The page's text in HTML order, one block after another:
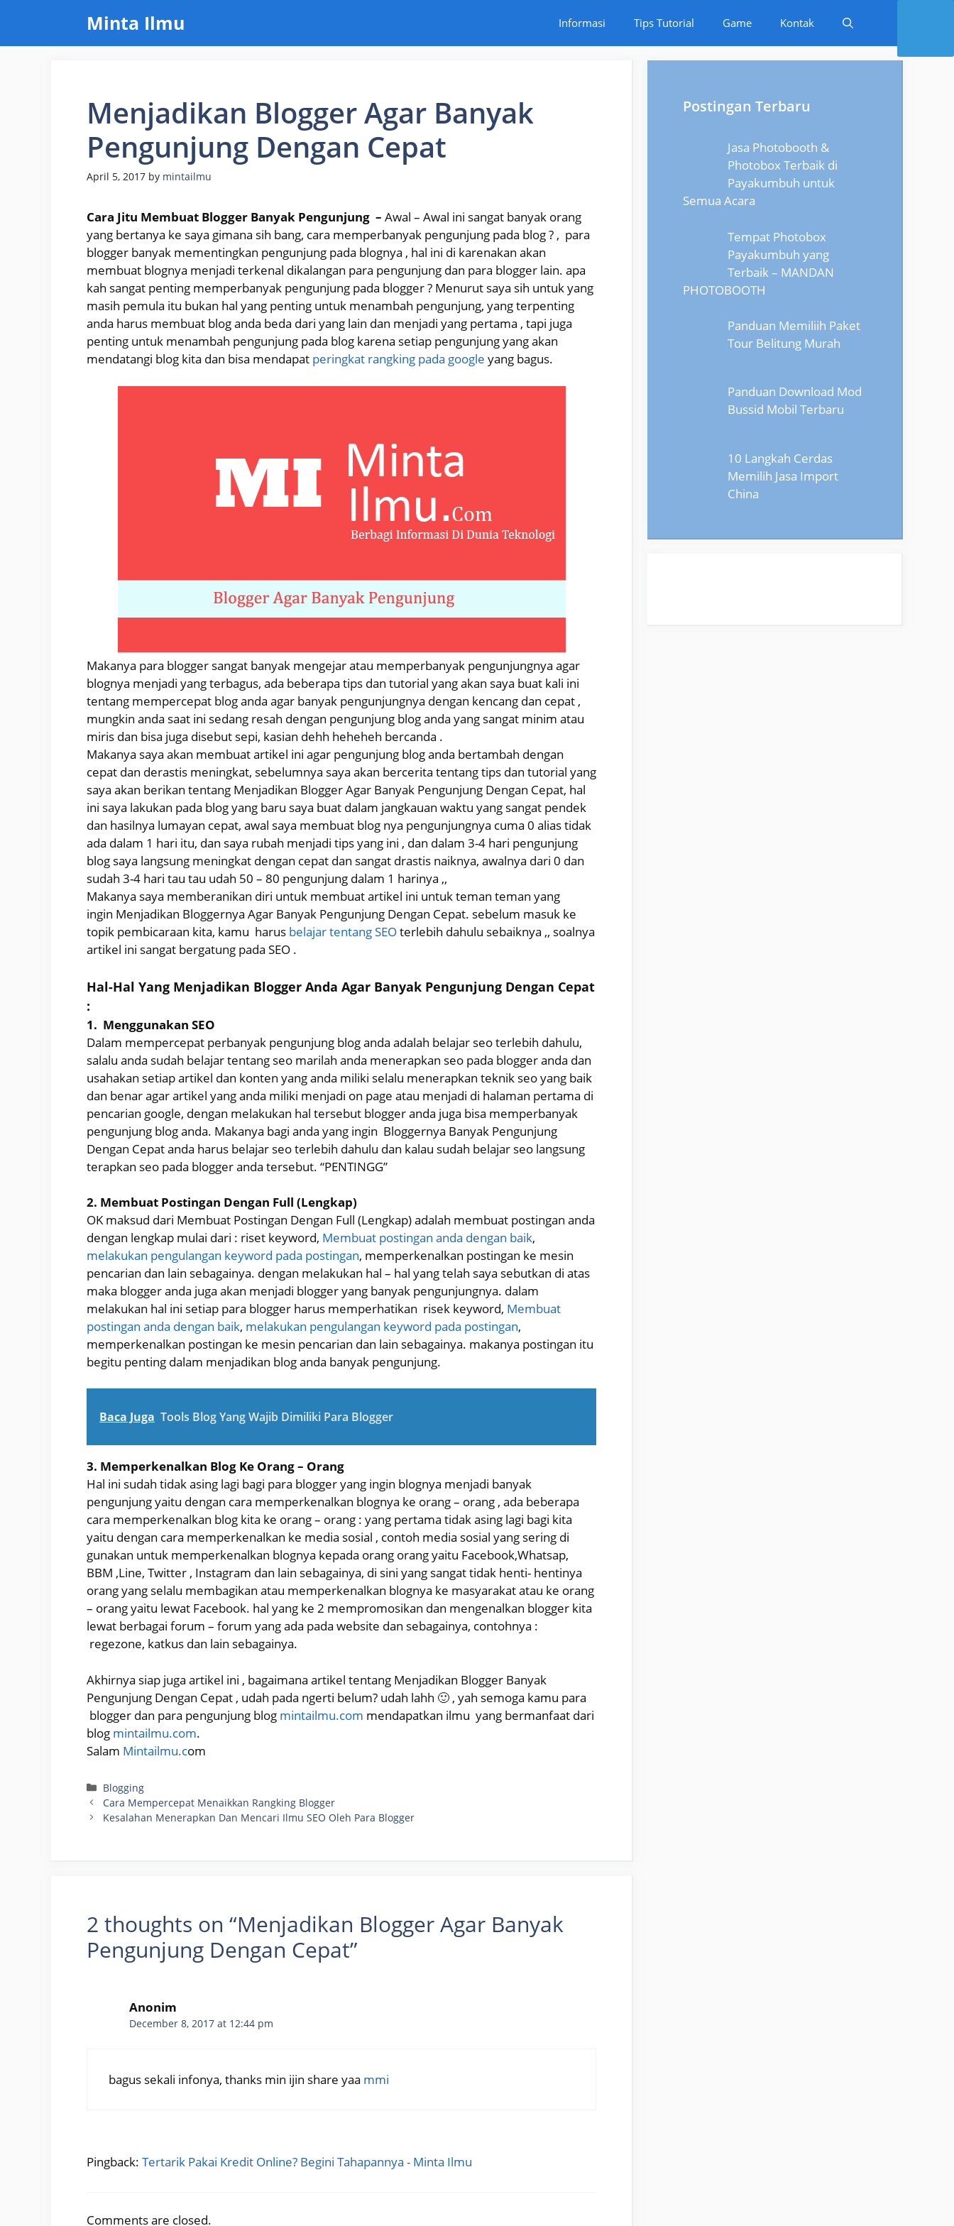
content
Minta Ilmu Informasi Tips Tutorial Game Kontak
Menjadikan Blogger Agar Banyak
Pengunjung Dengan Cepat
April 5, 2017 by mintailmu
Cara Jitu Membuat Blogger Banyak Pengunjung – Awal – Awal ini sangat banyak orang
yang bertanya ke saya gimana sih bang, cara memperbanyak pengunjung pada blog ? , para
blogger banyak mementingkan pengunjung pada blognya , hal ini di karenakan akan
membuat blognya menjadi terkenal dikalangan para pengunjung dan para blogger lain. apa
kah sangat penting memperbanyak pengunjung pada blogger ? Menurut saya sih untuk yang
masih pemula itu bukan hal yang penting untuk menambah pengunjung, yang terpenting
anda harus membuat blog anda beda dari yang lain dan menjadi yang pertama , tapi juga
penting untuk menambah pengunjung pada blog karena setiap pengunjung yang akan
mendatangi blog kita dan bisa mendapat peringkat rangking pada google yang bagus.
Makanya para blogger sangat banyak mengejar atau memperbanyak pengunjungnya agar
blognya menjadi yang terbagus, ada beberapa tips dan tutorial yang akan saya buat kali ini
tentang mempercepat blog anda agar banyak pengunjungnya dengan kencang dan cepat ,
mungkin anda saat ini sedang resah dengan pengunjung blog anda yang sangat minim atau
miris dan bisa juga disebut sepi, kasian dehh heheheh bercanda .
Makanya saya akan membuat artikel ini agar pengunjung blog anda bertambah dengan
cepat dan derastis meningkat, sebelumnya saya akan bercerita tentang tips dan tutorial yang
saya akan berikan tentang Menjadikan Blogger Agar Banyak Pengunjung Dengan Cepat, hal
ini saya lakukan pada blog yang baru saya buat dalam jangkauan waktu yang sangat pendek
dan hasilnya lumayan cepat, awal saya membuat blog nya pengunjungnya cuma 0 alias tidak
ada dalam 1 hari itu, dan saya rubah menjadi tips yang ini , dan dalam 3-4 hari pengunjung
blog saya langsung meningkat dengan cepat dan sangat drastis naiknya, awalnya dari 0 dan
sudah 3-4 hari tau tau udah 50 – 80 pengunjung dalam 1 harinya ,,
Makanya saya memberanikan diri untuk membuat artikel ini untuk teman teman yang
ingin Menjadikan Bloggernya Agar Banyak Pengunjung Dengan Cepat. sebelum masuk ke
topik pembicaraan kita, kamu harus belajar tentang SEOterlebih dahulu sebaiknya ,, soalnya
artikel ini sangat bergatung pada SEO .
Hal-Hal Yang Menjadikan Blogger Anda Agar Banyak Pengunjung Dengan Cepat
:
1. Menggunakan SEO
Dalam mempercepat perbanyak pengunjung blog anda adalah belajar seo terlebih dahulu,
salalu anda sudah belajar tentang seo marilah anda menerapkan seo pada blogger anda dan
usahakan setiap artikel dan konten yang anda miliki selalu menerapkan teknik seo yang baik
dan benar agar artikel yang anda miliki menjadi on page atau menjadi di halaman pertama di
pencarian google, dengan melakukan hal tersebut blogger anda juga bisa memperbanyak
pengunjung blog anda. Makanya bagi anda yang ingin Bloggernya Banyak Pengunjung
Dengan Cepat anda harus belajar seo terlebih dahulu dan kalau sudah belajar seo langsung
terapkan seo pada blogger anda tersebut. “PENTINGG”
2. Membuat Postingan Dengan Full (Lengkap)
OK maksud dari Membuat Postingan Dengan Full (Lengkap) adalah membuat postingan anda
dengan lengkap mulai dari : riset keyword, Membuat postingan anda dengan baik,
melakukan pengulangan keyword pada postingan, memperkenalkan postingan ke mesin
pencarian dan lain sebagainya. dengan melakukan hal – hal yang telah saya sebutkan di atas
maka blogger anda juga akan menjadi blogger yang banyak pengunjungnya. dalam
melakukan hal ini setiap para blogger harus memperhatikan risek keyword, Membuat
postingan anda dengan baik, melakukan pengulangan keyword pada postingan,
memperkenalkan postingan ke mesin pencarian dan lain sebagainya. makanya postingan itu
begitu penting dalam menjadikan blog anda banyak pengunjung.
Baca Juga Tools Blog Yang Wajib Dimiliki Para Blogger
3. Memperkenalkan Blog Ke Orang – Orang
Hal ini sudah tidak asing lagi bagi para blogger yang ingin blognya menjadi banyak
pengunjung yaitu dengan cara memperkenalkan blognya ke orang – orang , ada beberapa
cara memperkenalkan blog kita ke orang – orang : yang pertama tidak asing lagi bagi kita
yaitu dengan cara memperkenalkan ke media sosial , contoh media sosial yang sering di
gunakan untuk memperkenalkan blognya kepada orang orang yaitu Facebook,Whatsap,
BBM ,Line, Twitter , Instagram dan lain sebagainya, di sini yang sangat tidak henti- hentinya
orang yang selalu membagikan atau memperkenalkan blognya ke masyarakat atau ke orang
– orang yaitu lewat Facebook. hal yang ke 2 mempromosikan dan mengenalkan blogger kita
lewat berbagai forum – forum yang ada pada website dan sebagainya, contohnya :
regezone, katkus dan lain sebagainya.
Akhirnya siap juga artikel ini , bagaimana artikel tentang Menjadikan Blogger Banyak
Pengunjung Dengan Cepat , udah pada ngerti belum? udah lahh 🙂 , yah semoga kamu para
blogger dan para pengunjung blog mintailmu.com mendapatkan ilmu yang bermanfaat dari
blog mintailmu.com.
Salam Mintailmu.com
Categories
Blogging
Cara Mempercepat Menaikkan Rangking Blogger
Kesalahan Menerapkan Dan Mencari Ilmu SEO Oleh Para Blogger
2 thoughts on “Menjadikan Blogger Agar Banyak
Pengunjung Dengan Cepat”
Anonim
December 8, 2017 at 12:44 pm
bagus sekali infonya, thanks min ijin share yaa mmi
Pingback: Tertarik Pakai Kredit Online? Begini Tahapannya - Minta Ilmu
Comments are closed.
Postingan Terbaru
Jasa Photobooth &
Photobox Terbaik di
Payakumbuh untuk
Semua Acara
Tempat Photobox
Payakumbuh yang
Terbaik – MANDAN
PHOTOBOOTH
Panduan Memiliih Paket
Tour Belitung Murah
Panduan Download Mod
Bussid Mobil Terbaru
10 Langkah Cerdas
Memilih Jasa Import
China